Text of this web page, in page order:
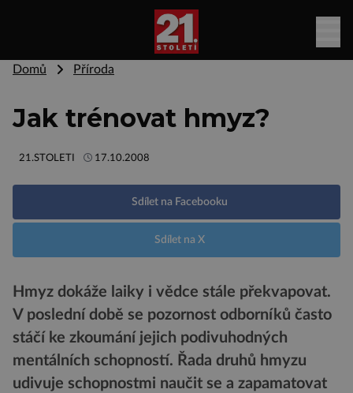
Domů Příroda
Jak trénovat hmyz?
21.STOLETI 17.10.2008
Sdílet na Facebooku
Sdílet na X
Hmyz dokáže laiky i vědce stále překvapovat.
V poslední době se pozornost odborníků často
stáčí ke zkoumání jejich podivuhodných
mentálních schopností. Řada druhů hmyzu
udivuje schopnostmi naučit se a zapamatovat